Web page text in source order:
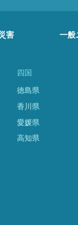
害 一般
四国
徳島県
香川県
愛媛県
高知県